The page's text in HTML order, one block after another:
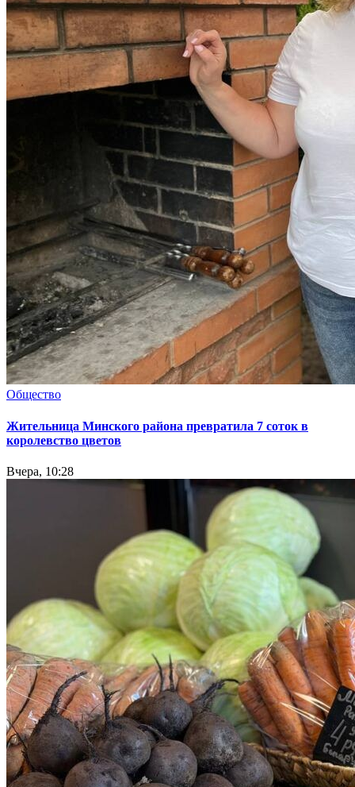
Общество
Жительница Минского района превратила 7 соток в
королевство цветов
Вчера, 10:28